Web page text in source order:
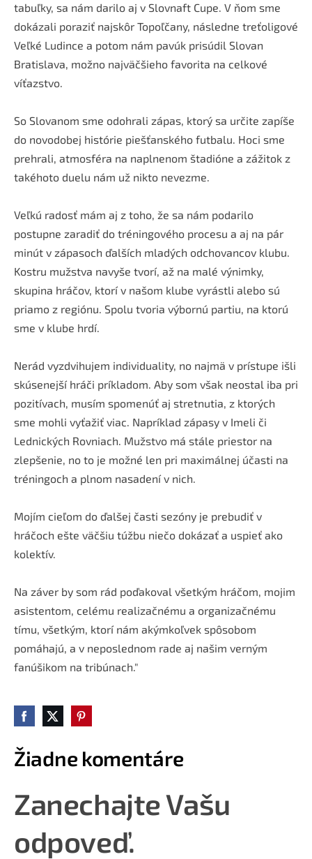
tabuľky, sa nám darilo aj v Slovnaft Cupe. V ňom sme
dokázali poraziť najskôr Topoľčany, následne treťoligové
Veľké Ludince a potom nám pavúk prisúdil Slovan
Bratislava, možno najväčšieho favorita na celkové
víťazstvo.
So Slovanom sme odohrali zápas, ktorý sa určite zapíše
do novodobej histórie piešťanského futbalu. Hoci sme
prehrali, atmosféra na naplnenom štadióne a zážitok z
takéhoto duelu nám už nikto nevezme.
Veľkú radosť mám aj z toho, že sa nám podarilo
postupne zaradiť do tréningového procesu a aj na pár
minút v zápasoch ďalších mladých odchovancov klubu.
Kostru mužstva navyše tvorí, až na malé výnimky,
skupina hráčov, ktorí v našom klube vyrástli alebo sú
priamo z regiónu. Spolu tvoria výbornú partiu, na ktorú
sme v klube hrdí.
Nerád vyzdvihujem individuality, no najmä v prístupe išli
skúsenejší hráči príkladom. Aby som však neostal iba pri
pozitívach, musím spomenúť aj stretnutia, z ktorých
sme mohli vyťažiť viac. Napríklad zápasy v Imeli či
Lednických Rovniach. Mužstvo má stále priestor na
zlepšenie, no to je možné len pri maximálnej účasti na
tréningoch a plnom nasadení v nich.
Mojím cieľom do ďalšej časti sezóny je prebudiť v
hráčoch ešte väčšiu túžbu niečo dokázať a uspieť ako
kolektív.
Na záver by som rád poďakoval všetkým hráčom, mojim
asistentom, celému realizačnému a organizačnému
tímu, všetkým, ktorí nám akýmkoľvek spôsobom
pomáhajú, a v neposlednom rade aj našim verným
fanúšikom na tribúnach."
Žiadne komentáre
Zanechajte Vašu
odpoveď.